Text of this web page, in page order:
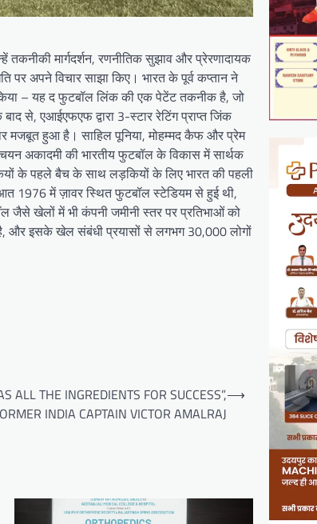
मार्गदर्शन, रणनीतिक सुझाव और प्रेरणादायक
पर अपने विचार साझा किए। भारत के पूर्व कप्तान ने
– यह द फुटबॉल लिंक की एक पेटेंट तकनीक है, जो
से, एआईएफएफ द्वारा 3-स्टार रेटिंग प्राप्त जिंक
मजबूत हुआ है। साहिल पूनिया, मोहम्मद कैफ और प्रेम
अकादमी की भारतीय फुटबॉल के विकास में सार्थक
के पहले बैच के साथ लड़कियों के लिए भारत की पहली
1976 में ज़ावर स्थित फुटबॉल स्टेडियम से हुई थी,
जैसे खेलों में भी कंपनी जमीनी स्तर पर प्रतिभाओं को
है, और इसके खेल संबंधी प्रयासों से लगभग 30,000 लोगों
ALL THE INGREDIENTS FOR SUCCESS”,
INDIA CAPTAIN VICTOR AMALRAJ
⟶